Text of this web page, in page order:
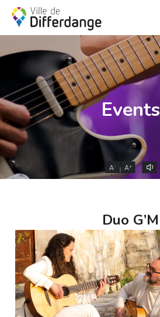
Events
A- A+
Duo G’M